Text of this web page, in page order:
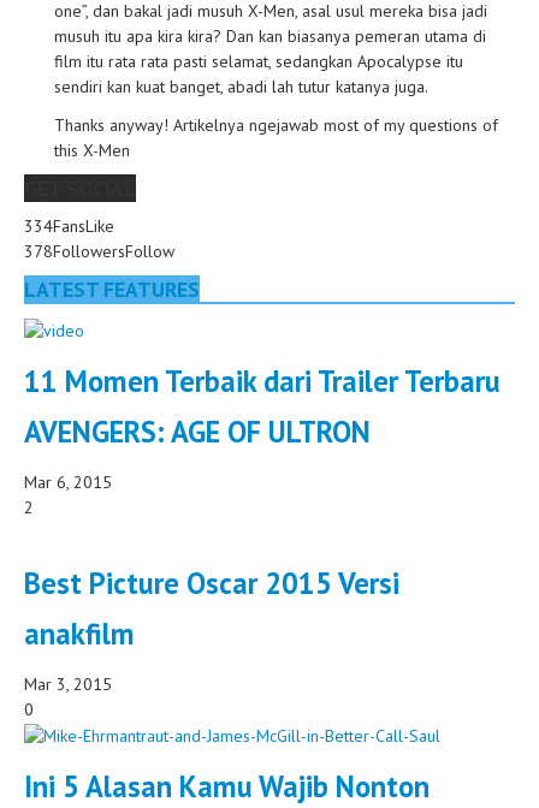
one”, dan bakal jadi musuh X-Men, asal usul mereka bisa jadi
musuh itu apa kira kira? Dan kan biasanya pemeran utama di
film itu rata rata pasti selamat, sedangkan Apocalypse itu
sendiri kan kuat banget, abadi lah tutur katanya juga.
Thanks anyway! Artikelnya ngejawab most of my questions of
this X-Men
334FansLike
378FollowersFollow
LATEST FEATURES
11 Momen Terbaik dari Trailer Terbaru
AVENGERS: AGE OF ULTRON
Mar 6, 2015
2
Best Picture Oscar 2015 Versi
anakfilm
Mar 3, 2015
0
Ini 5 Alasan Kamu Wajib Nonton